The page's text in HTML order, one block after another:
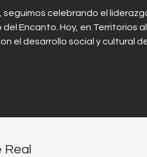
seguimos celebrando el
Encanto. Hoy, en Territorios
el desarrollo social y cultural
Real